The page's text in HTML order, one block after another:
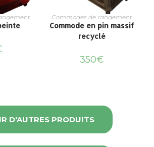
Commodes de rangement
Commode en pin massif
recyclé
350€
D'AUTRES PRODUITS